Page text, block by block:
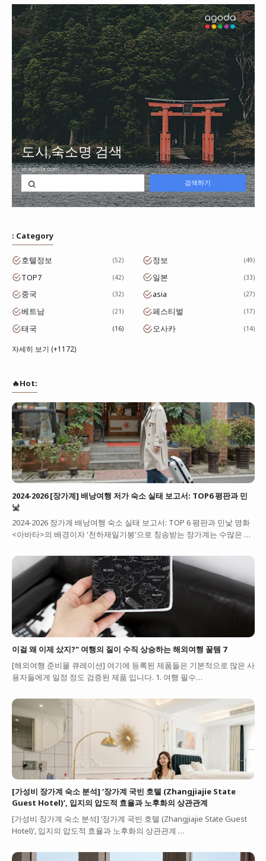
: Category
호텔정보 52 정보 49
TOP7 42 일본 33
중국 32 asia 27
베트남 21 페스티벌 17
태국 16 오사카 14
자세히 보기 (+1172)
🔥Hot:
2024-2026 [장가계] 배낭여행 저가 숙소 실태 보고서: TOP6 평판과 민
낯
2024-2026 장가계 배낭여행 숙소 실태 보고서: TOP 6 평판과 민낯 영화
<아바타>의 배경이자 '천하제일기봉'으로 칭송받는 장가계는 수많은 …
이걸 왜 이제 샀지?" 여행의 질이 수직 상승하는 해외여행 꿀템 7
[해외여행 준비물 큐레이션] 여기에 등록된 제품들은 기본적으로 많은 사
용자들에게 일정 정도 검증된 제품 입니다. 1. 여행 필수…
[가성비 장가계 숙소 분석] ‘장가계 국빈 호텔 (Zhangjiajie State
Guest Hotel)’, 입지의 압도적 효율과 노후화의 상관관계
[가성비 장가계 숙소 분석] ‘장가계 국빈 호텔 (Zhangjiajie State Guest
Hotel)’, 입지의 압도적 효율과 노후화의 상관관계 …